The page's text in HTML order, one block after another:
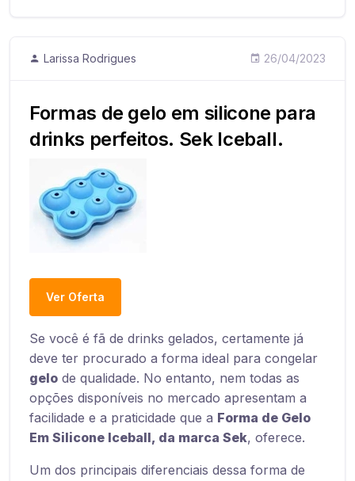
Larissa Rodrigues 26/04/2023
Formas de gelo em silicone para
drinks perfeitos. Sek Iceball.
Ver Oferta
Se você é fã de drinks gelados, certamente já
deve ter procurado a forma ideal para congelar
gelo de qualidade. No entanto, nem todas as
opções disponíveis no mercado apresentam a
facilidade e a praticidade que a Forma de Gelo
Em Silicone Iceball, da marca Sek, oferece.
Um dos principais diferenciais dessa forma de